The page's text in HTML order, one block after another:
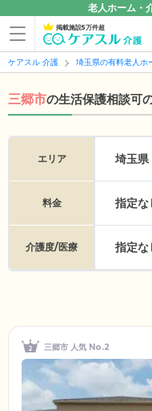
老人ホーム・
掲載施設5万件超
ケアスル 介護 埼玉県の有料老人ホ
三郷市の生活保護相談可
エリア 埼玉県
料金 指定な
介護度/医療 指定な
三郷市 人気 No.2